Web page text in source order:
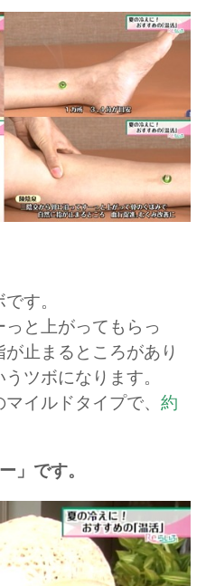
す。
と上がってもらっ
止まるところがあり
ツボになります。
イルドタイプで、 約
」です。